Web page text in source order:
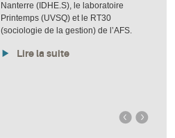
Nanterre (IDHE.S), le laboratoire
Printemps (UVSQ) et le RT30
(sociologie de la gestion) de l’AFS.
Lire la suite